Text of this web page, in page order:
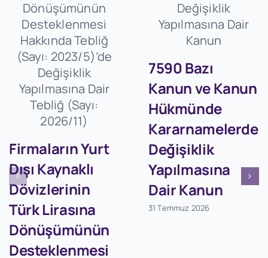
Firmaların Yurt
Dışı Kaynaklı
Dövizlerinin
Türk Lirasına
Dönüşümünün
Desteklenmesi
7590 Bazı
Kanun ve Kanun
Hükmünde
Kararnamelerde
Değişiklik
Yapılmasına
Dair Kanun
31 Temmuz 2026